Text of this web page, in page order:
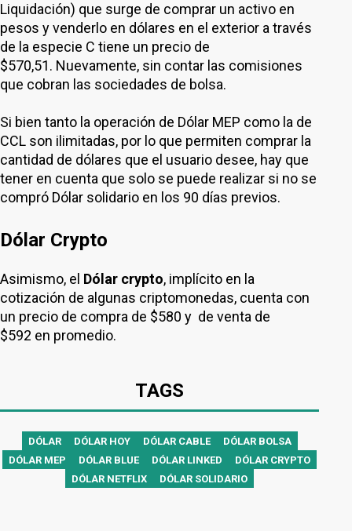
Liquidación) que surge de comprar un activo en
pesos y venderlo en dólares en el exterior a través
de la especie C tiene un precio de
$570,51. Nuevamente, sin contar las comisiones
que cobran las sociedades de bolsa.
Si bien tanto la operación de Dólar MEP como la de
CCL son ilimitadas, por lo que permiten comprar la
cantidad de dólares que el usuario desee, hay que
tener en cuenta que solo se puede realizar si no se
compró Dólar solidario en los 90 días previos.
Dólar Crypto
Asimismo, el Dólar crypto, implícito en la
cotización de algunas criptomonedas, cuenta con
un precio de compra de $580 y de venta de
$592 en promedio.
TAGS
DÓLAR DÓLAR HOY DÓLAR CABLE
DÓLAR BOLSA
DÓLAR MEP
DÓLAR BLUE DÓLAR LINKED
DÓLAR CRYPTO
DÓLAR NETFLIX
DÓLAR SOLIDARIO